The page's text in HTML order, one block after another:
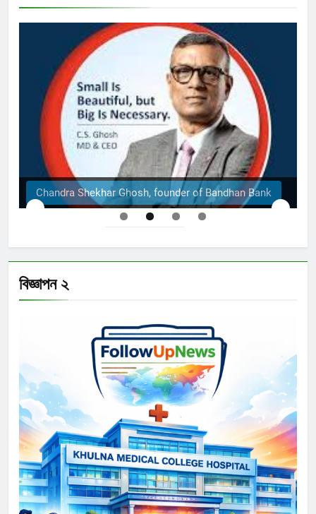
Chandra Shekhar Ghosh, founder of Bandhan Bank
বিজ্ঞাপন ২